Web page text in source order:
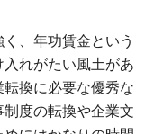
、年功賃金という
れがたい風土があ
換に必要な優秀な
度の転換や企業文